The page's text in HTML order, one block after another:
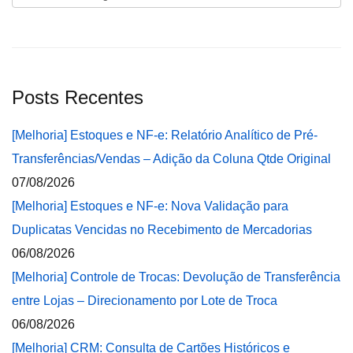
Posts Recentes
[Melhoria] Estoques e NF-e: Relatório Analítico de Pré-
Transferências/Vendas – Adição da Coluna Qtde Original
07/08/2026
[Melhoria] Estoques e NF-e: Nova Validação para
Duplicatas Vencidas no Recebimento de Mercadorias
06/08/2026
[Melhoria] Controle de Trocas: Devolução de Transferência
entre Lojas – Direcionamento por Lote de Troca
06/08/2026
[Melhoria] CRM: Consulta de Cartões Históricos e